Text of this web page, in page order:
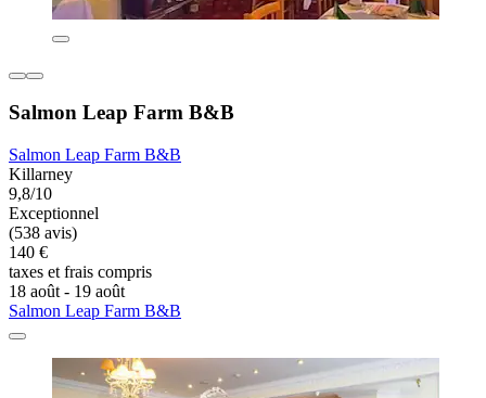
Salmon Leap Farm B&B
Salmon Leap Farm B&B
Killarney
9,8/10
Exceptionnel
(538 avis)
140 €
taxes et frais compris
18 août - 19 août
Salmon Leap Farm B&B